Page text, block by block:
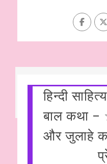
हिन्दी
बाल कथा –
और जुलाहे